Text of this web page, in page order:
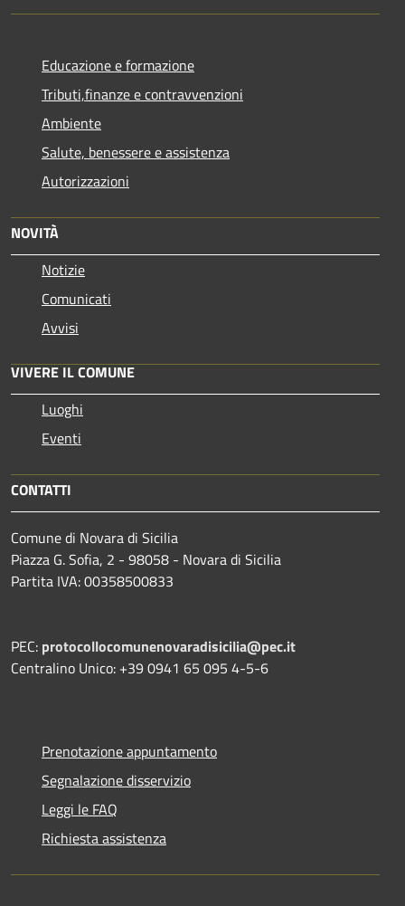
Educazione e formazione
Tributi,finanze e contravvenzioni
Ambiente
Salute, benessere e assistenza
Autorizzazioni
NOVITÀ
Notizie
Comunicati
Avvisi
VIVERE IL COMUNE
Luoghi
Eventi
CONTATTI
Comune di Novara di Sicilia
Piazza G. Sofia, 2 - 98058 - Novara di Sicilia
Partita IVA: 00358500833
PEC: protocollocomunenovaradisicilia@pec.it
Centralino Unico: +39 0941 65 095 4-5-6
Prenotazione appuntamento
Segnalazione disservizio
Leggi le FAQ
Richiesta assistenza